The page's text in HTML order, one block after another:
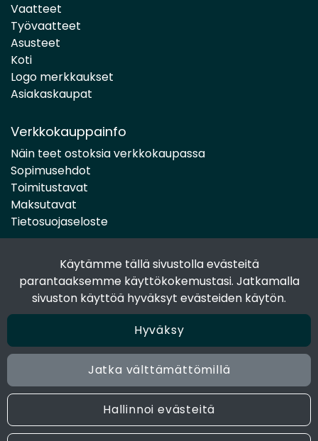
Käytämme tällä sivustolla evästeitä
parantaaksemme käyttökokemustasi. Jatkamalla
sivuston käyttöä hyväksyt evästeiden käytön.
Hyväksy
Jatka välttämättömillä
Hallinnoi evästeitä
Vaatteet
Työvaatteet
Asusteet
Koti
Logo merkkaukset
Asiakaskaupat
Verkkokauppainfo
Näin teet ostoksia verkkokaupassa
Sopimusehdot
Toimitustavat
Maksutavat
Tietosuojaseloste
Seuraa sosiaalisessa mediassa
Facebook
© 2024 Joen Tukkutiimi. All rights reserved. Site by
Oy